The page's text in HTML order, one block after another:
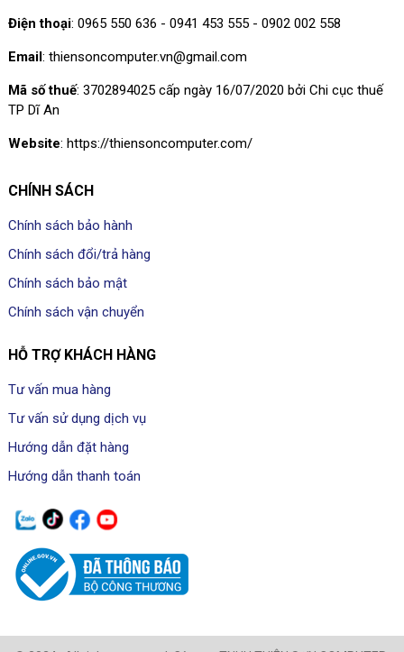
Điện thoại: 0965 550 636 - 0941 453 555 - 0902 002 558
Email: thiensoncomputer.vn@gmail.com
Mã số thuế: 3702894025 cấp ngày 16/07/2020 bởi Chi cục thuế
TP Dĩ An
Website: https://thiensoncomputer.com/
CHÍNH SÁCH
Chính sách bảo hành
Chính sách đổi/trả hàng
Chính sách bảo mật
Chính sách vận chuyển
HỖ TRỢ KHÁCH HÀNG
Tư vấn mua hàng
Tư vấn sử dụng dịch vụ
Hướng dẫn đặt hàng
Hướng dẫn thanh toán